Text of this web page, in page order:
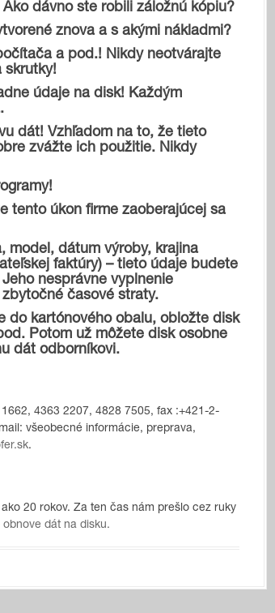
dávno ste robili záložnú kópiu?
znova a s akými nákladmi?
a pod.! Nikdy neotvárajte
skrutky!
údaje na disk! Každým
dát! Vzhľadom na to, že tieto
zvážte ich použitie. Nikdy
tento úkon firme zaoberajúcej sa
model, dátum výroby, krajina
faktúry) – tieto údaje budete
nesprávne vyplnenie
časové straty.
do kartónového obalu, obložte disk
Potom už môžete disk osobne
dát odborníkovi.
4363 2207, 4828 7505, fax :+421-2-
: všeobecné informácie, preprava,
.
20 rokov. Za ten čas nám prešlo cez ruky
obnove dát na disku.